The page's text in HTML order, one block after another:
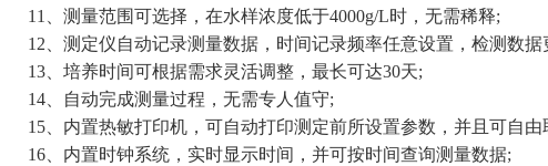
11、测量范围可选择，在水样浓度低于4000g/L时，无需稀释;
12、测定仪自动记录测量数据，时间记录频率任意设置，检测数据
13、培养时间可根据需求灵活调整，最长可达30天;
14、自动完成测量过程，无需专人值守;
15、内置热敏打印机，可自动打印测定前所设置参数，并且可自由
16、内置时钟系统，实时显示时间，并可按时间查询测量数据;